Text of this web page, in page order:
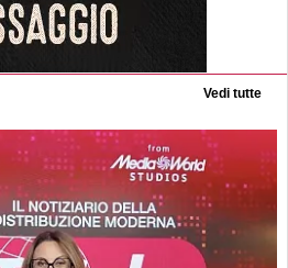
Vedi tutte